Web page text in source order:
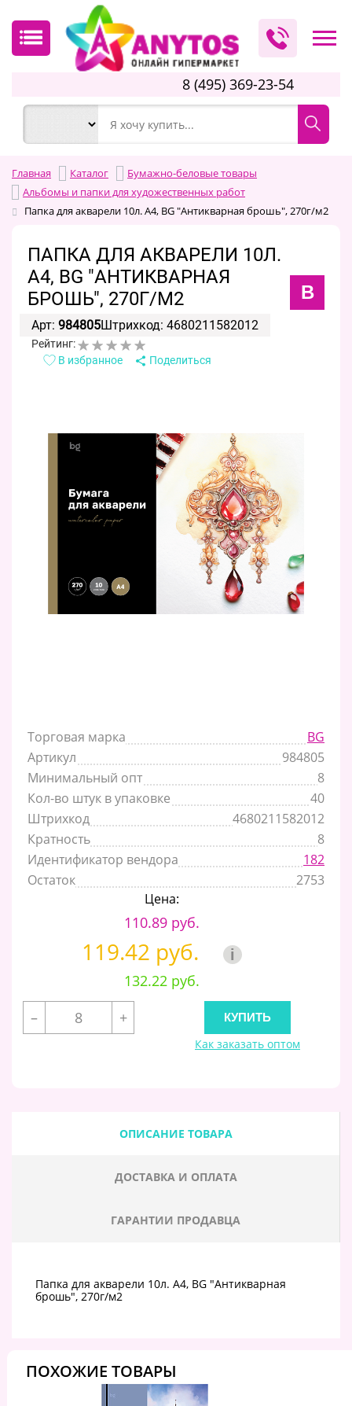
8 (495) 369-23-54
Главная Каталог
Бумажно-беловые товары
Альбомы и папки для художественных работ
Папка для акварели 10л. А4, BG "Антикварная брошь", 270г/м2
ПАПКА ДЛЯ АКВАРЕЛИ 10Л.
А4, BG "АНТИКВАРНАЯ
БРОШЬ", 270Г/М2
B
Арт: 984805Штрихкод: 4680211582012
Рейтинг:
В избранное
Поделиться
Торговая марка
BG
Артикул
984805
Минимальный опт
8
Кол-во штук в упаковке
40
Штрихкод
4680211582012
Кратность
8
Идентификатор вендора
182
Остаток
2753
Цена:
110.89 руб.
119.42 руб. i
132.22 руб.
–
+
Как заказать оптом
ОПИСАНИЕ ТОВАРА
ДОСТАВКА И ОПЛАТА
ГАРАНТИИ ПРОДАВЦА
Папка для акварели 10л. А4, BG "Антикварная
брошь", 270г/м2
ПОХОЖИЕ ТОВАРЫ